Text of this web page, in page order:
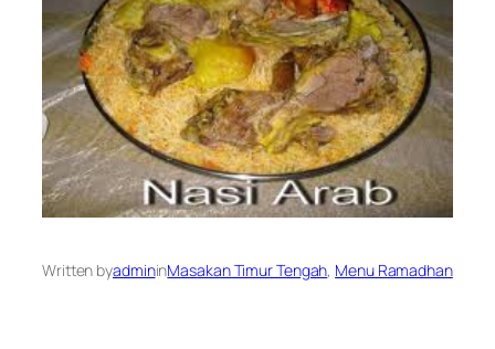
Written byadmininMasakan Timur Tengah, Menu Ramadhan